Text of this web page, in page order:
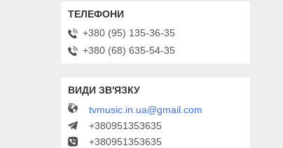
+380 (95) 135-36-35
+380 (68) 635-54-35
tvmusic.in.ua@gmail.com
+380951353635
+380951353635